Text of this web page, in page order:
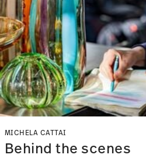
MICHELA CATTAI
Behind the scenes